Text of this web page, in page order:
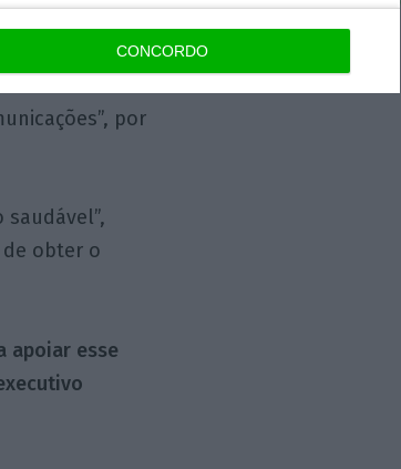
CONCORDO
não foram
estatal e
por
de obter o
apoiar esse